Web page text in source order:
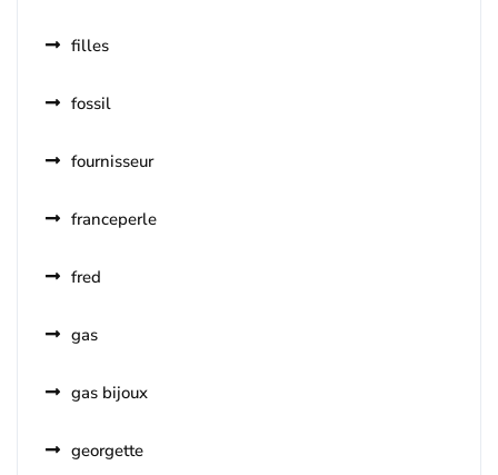
filles
fossil
fournisseur
franceperle
fred
gas
gas bijoux
georgette